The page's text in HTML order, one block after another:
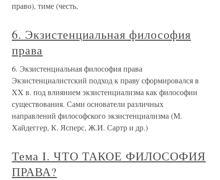
право), тиме (честь,
6. Экзистенциальная философия
права
6. Экзистенциальная философия права
Экзистенциалистский подход к праву сформировался в
XX в. под влиянием экзистенциализма как философии
существования. Сами основатели различных
направлений философского экзистенциализма (М.
Хайдеггер, К. Ясперс, Ж.И. Сартр и др.)
Тема I. ЧТО ТАКОЕ ФИЛОСОФИЯ
ПРАВА?